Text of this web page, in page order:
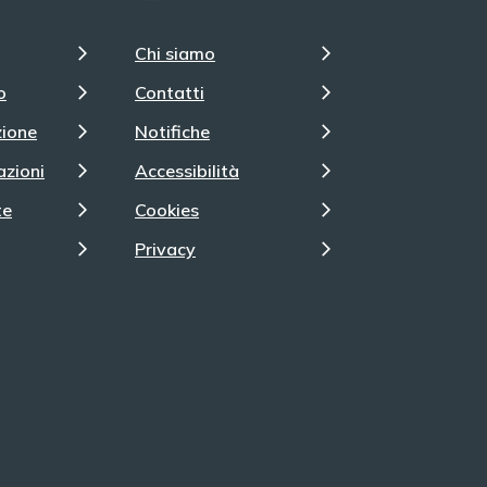
Chi siamo
Contatti
Notifiche
Accessibilità
Cookies
Privacy